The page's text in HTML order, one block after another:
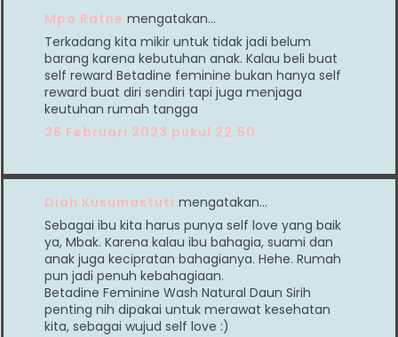
Mpo Ratne mengatakan…
Terkadang kita mikir untuk tidak jadi belum
barang karena kebutuhan anak. Kalau beli buat
self reward Betadine feminine bukan hanya self
reward buat diri sendiri tapi juga menjaga
keutuhan rumah tangga
26 Februari 2023 pukul 22.50
Diah Kusumastuti mengatakan…
Sebagai ibu kita harus punya self love yang baik
ya, Mbak. Karena kalau ibu bahagia, suami dan
anak juga kecipratan bahagianya. Hehe. Rumah
pun jadi penuh kebahagiaan.
Betadine Feminine Wash Natural Daun Sirih
penting nih dipakai untuk merawat kesehatan
kita, sebagai wujud self love :)